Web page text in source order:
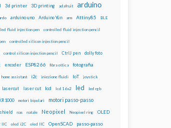
3d printer 3D printing adafruit arduino
arduino uno Arduino Yún arm Attiny85 BLE
fluid injection pen controlled fluid injection pencil
controlled silicon injection pencil
control silicon injection pencil CtrlJ pen dolly foto
encoder ESP8266 fibra ottica fotografia
home assistant i2c iniezione fluidi IoT joystick
lasercut laser cut lcd lcd 16x2 led led rgb
motori bipolari motori passo-passo
nas natale Neopixel Neopixel ring OLED
IIC oled i2C oled IIC OpenSCAD passo-passo